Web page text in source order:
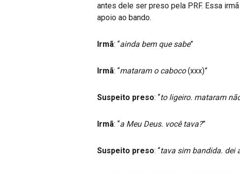
antes dele ser preso pela PRF. Essa
apoio ao bando.
Irmã: “ainda bem que sabe”
Irmã: “mataram o caboco(xxx)”
Suspeito preso: “to ligeiro. mataram
Irmã: “a Meu Deus. você tava?”
Suspeito preso: “tava sim bandida. dei